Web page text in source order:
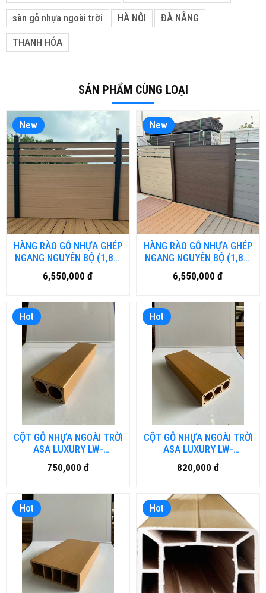
sàn gỗ nhựa ngoài trời HÀ NÔI ĐÀ NẴNG
THANH HÓA
SẢN PHẨM CÙNG LOẠI
New
HÀNG RÀO GỖ NHỰA GHÉP
NGANG NGUYÊN BỘ (1,8m
x1,8m) MÀU TEAK
6,550,000 đ
New
HÀNG RÀO GỖ NHỰA GHÉP
NGANG NGUYÊN BỘ (1,8m
x1,8m)
6,550,000 đ
Hot
CỘT GỖ NHỰA NGOÀI TRỜI
ASA LUXURY LW-
LU70H40.DN
750,000 đ
Hot
CỘT GỖ NHỰA NGOÀI TRỜI
ASA LUXURY LW-
LU100H40.DN
820,000 đ
Hot Hot